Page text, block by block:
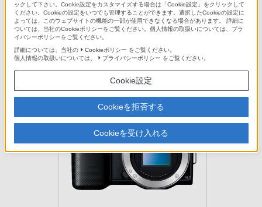
心が動いた瞬間を、一眼クオリティーで。スタイルと先進機能に磨
きをかけたデジタル一眼カメラ
デジタル一眼カメラ
NEX-5N
生産完了
オープン価格
ックして下さい。Cookie設定をカスタマイズする場合は「Cookie設定」をクリックして
ください。Cookieの設定をいつでも管理することができます。選択したCookieの設定に
よっては、このウェブサイトの機能の一部が使用できなくなる場合があります。 詳細に
ついては、当社のCookieポリシーをご覧ください。個人情報の取扱いについては、プラ
イバシーポリシーをご覧ください。
詳細については、当社の
Cookieポリシー をご覧ください。
個人情報の取扱いについては、
プライバシーポリシー をご覧ください。
Cookie設定
Cookieを拒否する
Cookieを受け入れる